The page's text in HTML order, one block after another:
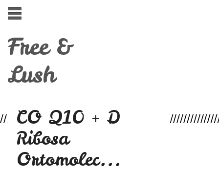
Free &
Lush
CO Q10 + D
Ribosa
Ortomolec...